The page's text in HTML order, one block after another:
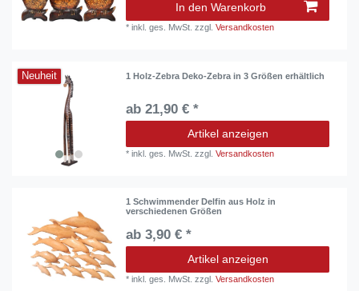
In den Warenkorb
*inkl. ges. MwSt. zzgl.Versandkosten
Neuheit 1 Holz-Zebra Deko-Zebra in 3 Größen erhältlich
ab 21,90 € *
Artikel anzeigen
*inkl. ges. MwSt. zzgl.Versandkosten
1 Schwimmender Delfin aus Holz in
verschiedenen Größen
ab 3,90 € *
Artikel anzeigen
*inkl. ges. MwSt. zzgl.Versandkosten